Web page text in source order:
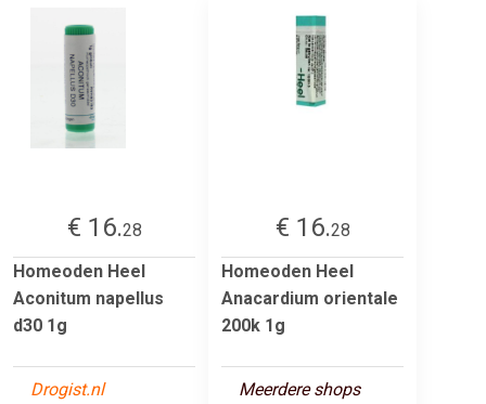
€ 16.28
Homeoden Heel
Aconitum napellus
d30 1g
Drogist.nl
€ 16.28
Homeoden Heel
Anacardium orientale
200k 1g
Meerdere shops